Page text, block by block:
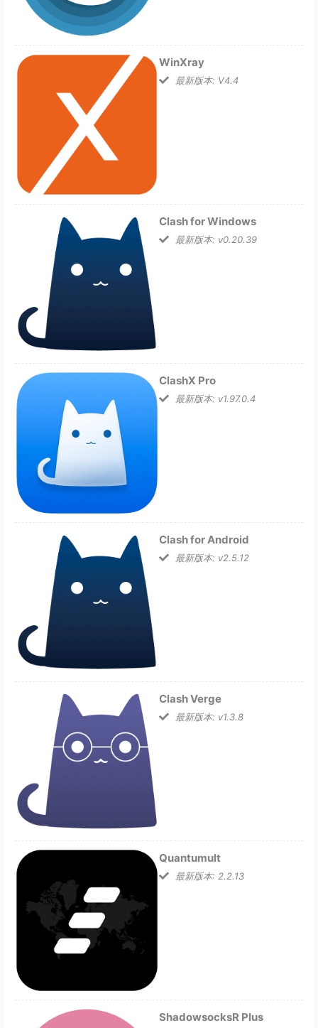
WinXray
最新版本: V4.4
Clash for Windows
最新版本: v0.20.39
ClashX Pro
最新版本: v1.97.0.4
Clash for Android
最新版本: v2.5.12
Clash Verge
最新版本: v1.3.8
Quantumult
最新版本: 2.2.13
ShadowsocksR Plus